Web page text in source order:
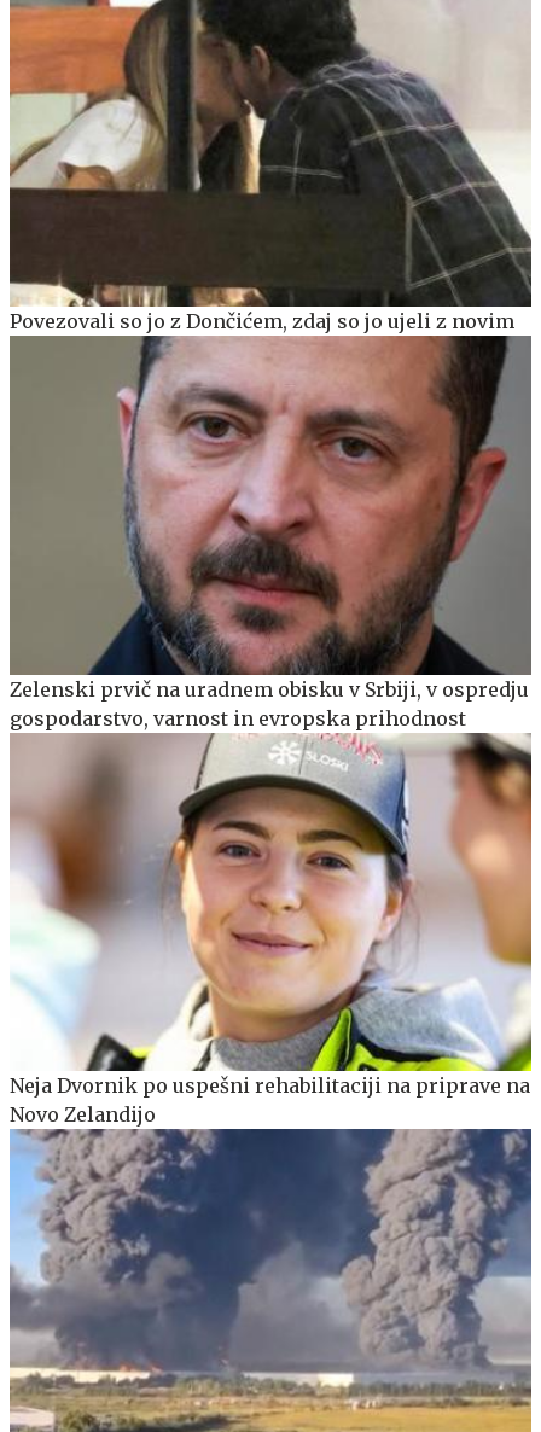
Povezovali so jo z Dončićem, zdaj so jo ujeli z novim
Zelenski prvič na uradnem obisku v Srbiji, v ospredju
gospodarstvo, varnost in evropska prihodnost
Neja Dvornik po uspešni rehabilitaciji na priprave na
Novo Zelandijo